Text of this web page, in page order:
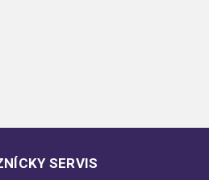
SERVIS